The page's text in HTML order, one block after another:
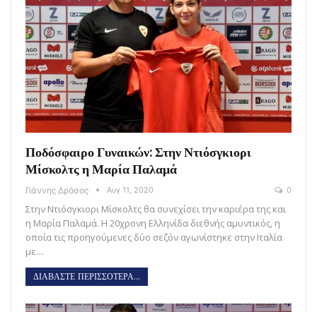
Ποδόσφαιρο Γυναικών: Στην Ντιόσγκιορι
Μίσκολτς η Μαρία Παλαμά
Γιάννης Δρόσος Αυγ 11, 2020 0
Στην Ντιόσγκιορι Μίσκολτς θα συνεχίσει την καριέρα της και
η Μαρία Παλαμά. Η 20χρονη Ελληνίδα διεθνής αμυντικός, η
οποία τις προηγούμενες δύο σεζόν αγωνίστηκε στην Ιταλία
με…
ΔΙΑΒΑΣΤΕ ΠΕΡΙΣΣΟΤΕΡΑ...